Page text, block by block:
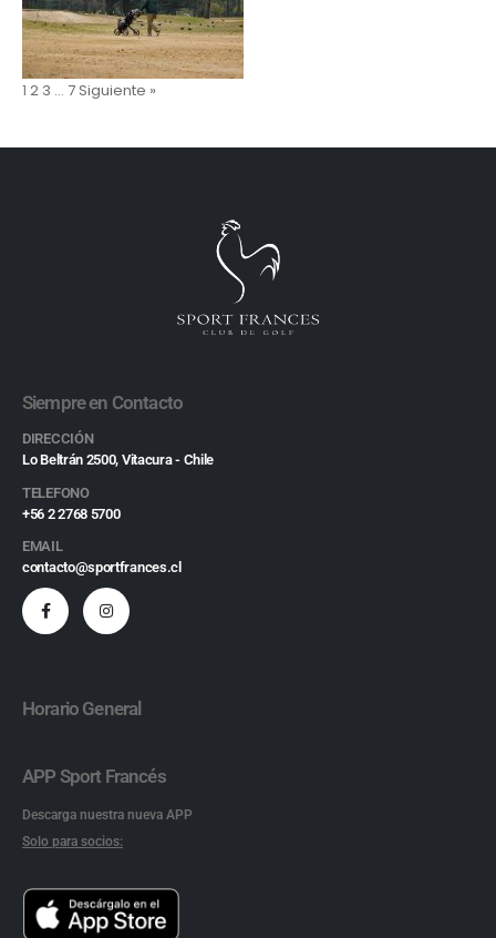
1 2 3 … 7 Siguiente »
Siempre en Contacto
DIRECCIÓN
Lo Beltrán 2500, Vitacura - Chile
TELEFONO
+56 2 2768 5700
EMAIL
contacto@sportfrances.cl
Horario General
APP Sport Francés
Descarga nuestra nueva APP
Solo para socios: